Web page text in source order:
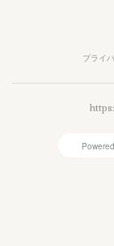
新しい年が笑
プライ